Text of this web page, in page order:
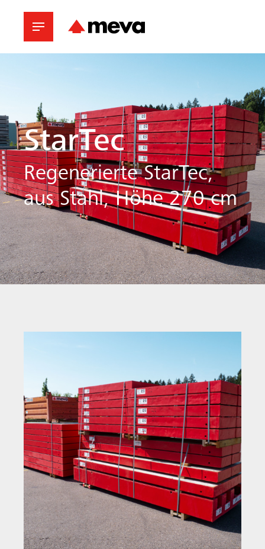
StarTec
Regenerierte StarTec,
aus Stahl, Höhe 270 cm